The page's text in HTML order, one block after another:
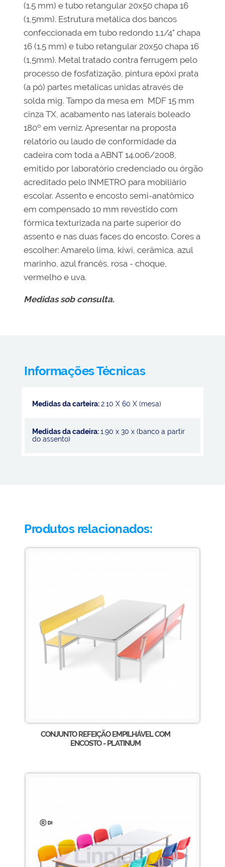
(1.5 mm) e tubo retangular 20x50 chapa 16
(1,5mm). Estrutura metálica dos bancos
confeccionada em tubo redondo 1.1/4" chapa
16 (1.5 mm) e tubo retangular 20x50 chapa 16
(1,5mm). Metal tratado contra ferrugem pelo
processo de fosfatização, pintura epóxi prata
(a pó) partes metalicas unidas através de
solda mig. Tampo da mesa em MDF 15 mm
cinza TX, acabamento nas laterais boleado
180º em verniz. Apresentar na proposta
relatório ou laudo de conformidade da
cadeira com toda a ABNT 14.006/2008,
emitido por laboratório credenciado ou órgão
acreditado pelo INMETRO para mobiliário
escolar. Assento e encosto semi-anatômico
em compensado 10 mm revestido com
fórmica texturizada na parte superior do
assento e nas duas faces do encosto. Cores a
escolher: Amarelo lima, kiwi, cerâmica, azul
marinho, azul francês, rosa - choque,
vermelho e uva.
Medidas sob consulta.
Informações Técnicas
Medidas da carteira:2.10 X 60 X (mesa)
Medidas da cadeira:1.90 x 30 x (banco a partir
do assento)
Produtos relacionados:
CONJUNTO REFEIÇÃO EMPILHÁVEL COM
ENCOSTO - PLATINUM